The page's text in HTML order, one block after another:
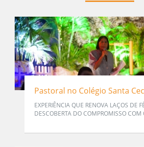
Pastoral no Colégio Santa
EXPERIÊNCIA QUE RENOVA LAÇOS DE
DESCOBERTA DO COMPROMISSO COM